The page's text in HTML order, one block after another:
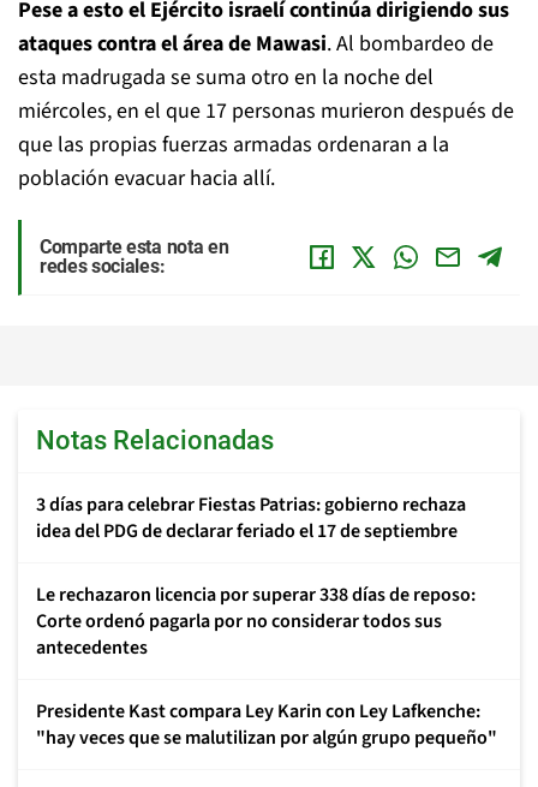
Pese a esto el Ejército israelí continúa dirigiendo sus
ataques contra el área de Mawasi. Al bombardeo de
esta madrugada se suma otro en la noche del
miércoles, en el que 17 personas murieron después de
que las propias fuerzas armadas ordenaran a la
población evacuar hacia allí.
Comparte esta nota en
redes sociales:
Notas Relacionadas
3 días para celebrar Fiestas Patrias: gobierno rechaza
idea del PDG de declarar feriado el 17 de septiembre
Le rechazaron licencia por superar 338 días de reposo:
Corte ordenó pagarla por no considerar todos sus
antecedentes
Presidente Kast compara Ley Karin con Ley Lafkenche:
"hay veces que se malutilizan por algún grupo pequeño"